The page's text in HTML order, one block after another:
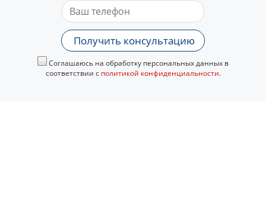
Получить консультацию
Соглашаюсь на обработку персональных данных в
соответствии с политикой конфиденциальности.